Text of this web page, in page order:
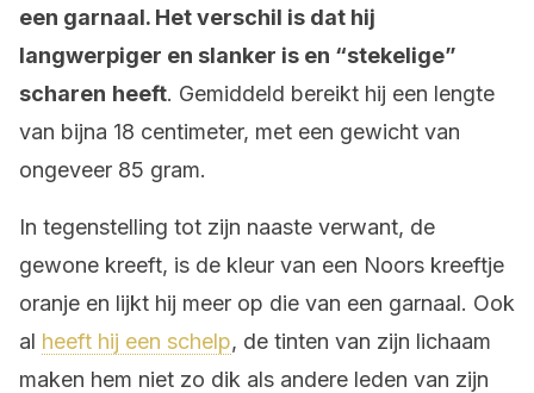
een garnaal. Het verschil is dat hij
langwerpiger en slanker is en “stekelige”
scharen heeft. Gemiddeld bereikt hij een lengte
van bijna 18 centimeter, met een gewicht van
ongeveer 85 gram.
In tegenstelling tot zijn naaste verwant, de
gewone kreeft, is de kleur van een Noors kreeftje
oranje en lijkt hij meer op die van een garnaal. Ook
al heeft hij een schelp, de tinten van zijn lichaam
maken hem niet zo dik als andere leden van zijn